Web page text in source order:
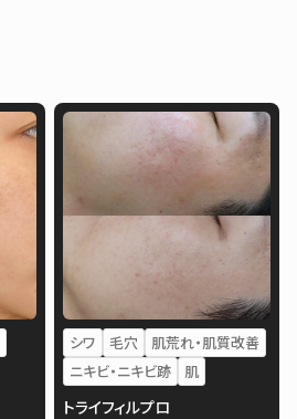
シワ 毛穴
肌荒れ・肌質改善
ニキビ・ニキビ跡
肌
トライフィルプロ